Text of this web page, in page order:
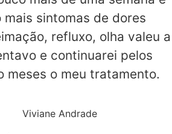
mais sintomas de dores
refluxo, olha valeu a
e continuarei pelos
meses o meu tratamento.
Viviane Andrade